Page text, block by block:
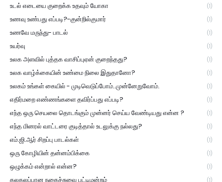
உடல் எடையை குறைக்க உதவும் யோகா (1)
உணவு உண்பது எப்படி?-குன்றில்குமார் (1)
உணவே மருந்து- பாடல் (1)
உயர்வு (1)
உலக அளவில் புத்தக வாசிப்புஏன் குறைந்தது? (1)
உலக வாழ்க்கையின் உண்மை நிலை இதுதானோ? (1)
உலகம் உங்கள் கையில் - முடிவெடுப்போம்..முன்னேறுவோம். (1)
எதிர்மறை எண்ணங்களை தவிர்ப்பது எப்படி? (1)
எந்த ஒரு செயலை தொடங்கும் முன்னர் செய்ய வேண்டியது என்ன ? (1)
எந்த மினரல் வாட்டரை குடித்தால் உடலுக்கு நல்லது? (1)
எம்.ஜி.ஆர் சிறப்பு பாடல்கள் (1)
ஒரு கோழியின் தன்னம்பிக்கை (1)
ஒழுக்கம் என்றால் என்ன? (1)
கலகலப்பான நகைச்சுவை பட்டிமன்றம் (1)